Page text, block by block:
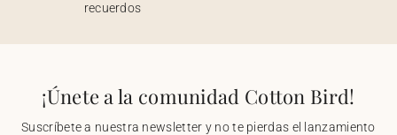
recuerdos
¡Únete a la comunidad Cotton Bird!
Suscríbete a nuestra newsletter y no te pierdas el lanzamiento